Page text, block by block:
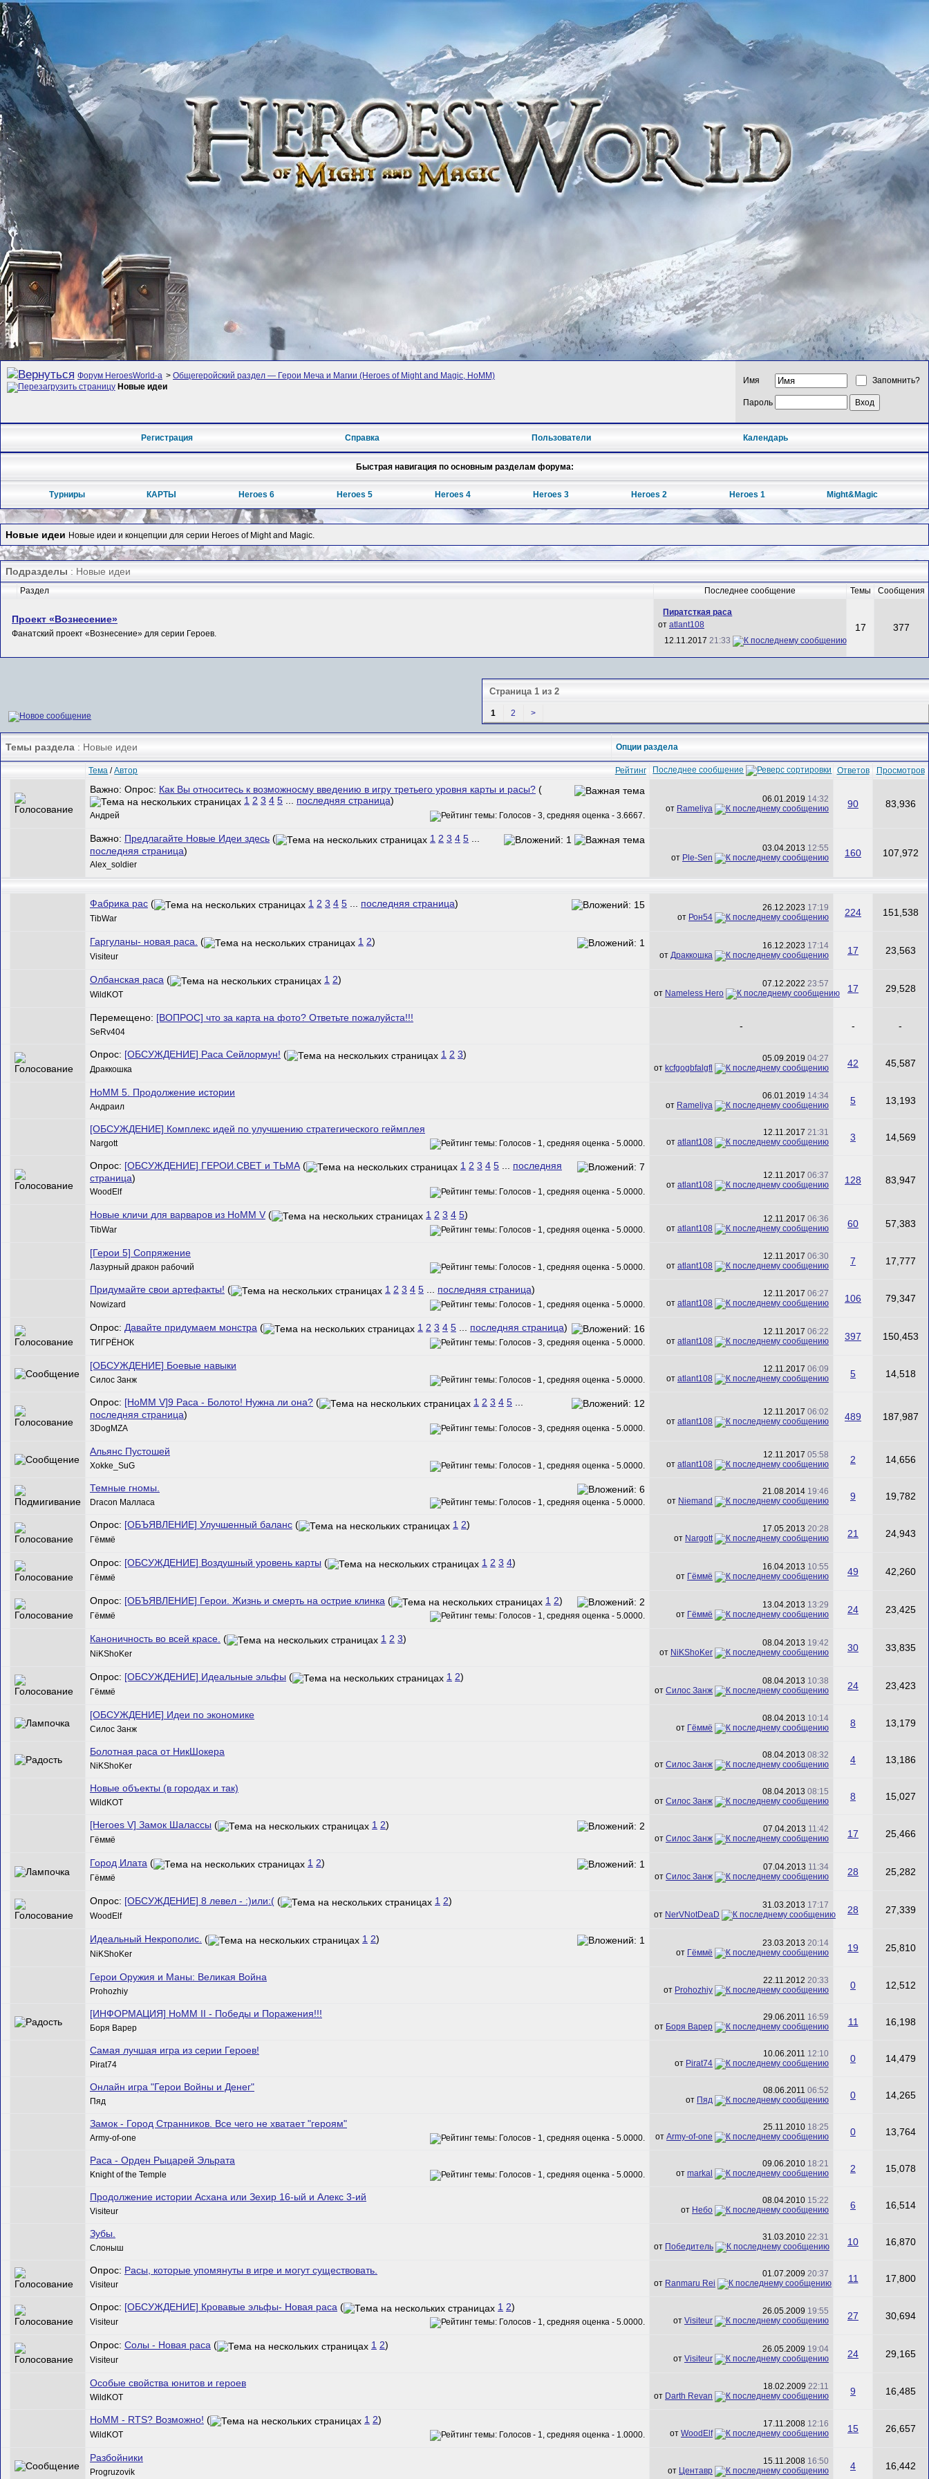
Форум HeroesWorld-а > Общегеройский раздел — Герои Меча и Магии (Heroes of Might and Magic, HoMM)
Новые идеи
Имя Запомнить?
Пароль
Регистрация Справка Пользователи Календарь
Быстрая навигация по основным разделам форума:
Турниры КАРТЫ Heroes 6 Heroes 5 Heroes 4 Heroes 3 Heroes 2 Heroes 1 Might&Magic
Новые идеи Новые идеи и концепции для серии Heroes of Might and Magic.
Подразделы : Новые идеи
Раздел Последнее сообщение Темы Сообщения
Проект «Вознесение»
Фанатский проект «Вознесение» для серии Героев.
Пиратсткая раса
от atlant108
12.11.2017 21:33
17 377
Страница 1 из 2
1 2 >
Темы раздела : Новые идеи Опции раздела
Рейтинг
Тема /Автор Последнее сообщение Ответов Просмотров
Важно: Опрос: Как Вы относитесь к возможносму введению в игру третьего уровня карты и расы? (
1 2 3 4 5 ... последняя страница)
Андрей
06.01.2019 14:32
от Rameliya 90 83,936
Важно: Предлагайте Новые Идеи здесь ( 1 2 3 4 5 ...
последняя страница)
Alex_soldier
03.04.2013 12:55
от Ple-Sen 160 107,972
Фабрика рас ( 1 2 3 4 5 ... последняя страница)
TibWar
26.12.2023 17:19
от Рон54 224 151,538
Гаргуланы- новая раса. ( 1 2)
Visiteur
16.12.2023 17:14
от Драккошка 17 23,563
Олбанская раса ( 1 2)
WildKOT
07.12.2022 23:57
от Nameless Hero 17 29,528
Перемещено: [ВОПРОС] что за карта на фото? Ответьте пожалуйста!!!
SeRv404
- - -
Опрос: [ОБСУЖДЕНИЕ] Раса Сейлормун! ( 1 2 3)
Драккошка
05.09.2019 04:27
от kcfgogbfalgfl 42 45,587
HoMM 5. Продолжение истории
Андраил
06.01.2019 14:34
от Rameliya 5 13,193
[ОБСУЖДЕНИЕ] Комплекс идей по улучшению стратегического геймплея
Nargott
12.11.2017 21:31
от atlant108 3 14,569
Опрос: [ОБСУЖДЕНИЕ] ГЕРОИ.СВЕТ и ТЬМА ( 1 2 3 4 5 ... последняя
страница)
WoodElf
12.11.2017 06:37
от atlant108 128 83,947
Новые кличи для варваров из HoMM V ( 1 2 3 4 5)
TibWar
12.11.2017 06:36
от atlant108 60 57,383
[Герои 5] Сопряжение
Лазурный дракон рабочий
12.11.2017 06:30
от atlant108 7 17,777
Придумайте свои артефакты! ( 1 2 3 4 5 ... последняя страница)
Nowizard
12.11.2017 06:27
от atlant108 106 79,347
Опрос: Давайте придумаем монстра ( 1 2 3 4 5 ... последняя страница)
ТИГРЁНОК
12.11.2017 06:22
от atlant108 397 150,453
[ОБСУЖДЕНИЕ] Боевые навыки
Силос Занж
12.11.2017 06:09
от atlant108 5 14,518
Опрос: [HoMM V]9 Раса - Болото! Нужна ли она? ( 1 2 3 4 5 ...
последняя страница)
3DogMZA
12.11.2017 06:02
от atlant108 489 187,987
Альянс Пустошей
Xokke_SuG
12.11.2017 05:58
от atlant108 2 14,656
Темные гномы.
Dracon Малласа
21.08.2014 19:46
от Niemand 9 19,782
Опрос: [ОБЪЯВЛЕНИЕ] Улучшенный баланс ( 1 2)
Гёммё
17.05.2013 20:28
от Nargott 21 24,943
Опрос: [ОБСУЖДЕНИЕ] Воздушный уровень карты ( 1 2 3 4)
Гёммё
16.04.2013 10:55
от Гёммё 49 42,260
Опрос: [ОБЪЯВЛЕНИЕ] Герои. Жизнь и смерть на острие клинка ( 1 2)
Гёммё
13.04.2013 13:29
от Гёммё 24 23,425
Каноничность во всей красе. ( 1 2 3)
NiKShoKer
08.04.2013 19:42
от NiKShoKer 30 33,835
Опрос: [ОБСУЖДЕНИЕ] Идеальные эльфы ( 1 2)
Гёммё
08.04.2013 10:38
от Силос Занж 24 23,423
[ОБСУЖДЕНИЕ] Идеи по экономике
Силос Занж
08.04.2013 10:14
от Гёммё 8 13,179
Болотная раса от НикШокера
NiKShoKer
08.04.2013 08:32
от Силос Занж 4 13,186
Новые объекты (в городах и так)
WildKOT
08.04.2013 08:15
от Силос Занж 8 15,027
[Heroes V] Замок Шалассы ( 1 2)
Гёммё
07.04.2013 11:42
от Силос Занж 17 25,466
Город Илата ( 1 2)
Гёммё
07.04.2013 11:34
от Силос Занж 28 25,282
Опрос: [ОБСУЖДЕНИЕ] 8 левел - :)или:( ( 1 2)
WoodElf
31.03.2013 17:17
от NerVNotDeaD 28 27,339
Идеальный Некрополис. ( 1 2)
NiKShoKer
23.03.2013 20:14
от Гёммё 19 25,810
Герои Оружия и Маны: Великая Война
Prohozhiy
22.11.2012 20:33
от Prohozhiy 0 12,512
[ИНФОРМАЦИЯ] HoMM II - Победы и Поражения!!!
Боря Варер
29.06.2011 16:59
от Боря Варер 11 16,198
Самая лучшая игра из серии Героев!
Pirat74
10.06.2011 12:10
от Pirat74 0 14,479
Онлайн игра "Герои Войны и Денег"
Пяд
08.06.2011 06:52
от Пяд 0 14,265
Замок - Город Странников. Все чего не хватает "героям"
Army-of-one
25.11.2010 18:25
от Army-of-one 0 13,764
Раса - Орден Рыцарей Эльрата
Knight of the Temple
09.06.2010 18:21
от markal 2 15,078
Продолжение истории Асхана или Зехир 16-ый и Алекс 3-ий
Visiteur
08.04.2010 15:22
от Небо 6 16,514
Зубы.
Слоныш
31.03.2010 22:31
от Победитель 10 16,870
Опрос: Расы, которые упомянуты в игре и могут существовать.
Visiteur
01.07.2009 20:37
от Ranmaru Rei 11 17,800
Опрос: [ОБСУЖДЕНИЕ] Кровавые эльфы- Новая раса ( 1 2)
Visiteur
26.05.2009 19:55
от Visiteur 27 30,694
Опрос: Солы - Новая раса ( 1 2)
Visiteur
26.05.2009 19:04
от Visiteur 24 29,165
Особые свойства юнитов и героев
WildKOT
18.02.2009 22:11
от Darth Revan 9 16,485
HoMM - RTS? Возможно! ( 1 2)
WildKOT
17.11.2008 12:16
от WoodElf 15 26,657
Разбойники
Progruzovik
15.11.2008 16:50
от Центавр 4 16,442